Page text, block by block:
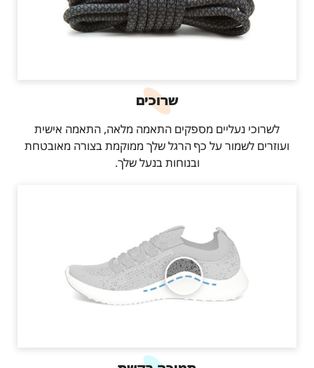
שרוכים
לשרוכי נעליים מספקים התאמה מלאה, התאמה אישית
ועוזרים לשמור על כף הרגל שלך ממוקמת בצורה מאובטחת
ובנוחות בנעל שלך.